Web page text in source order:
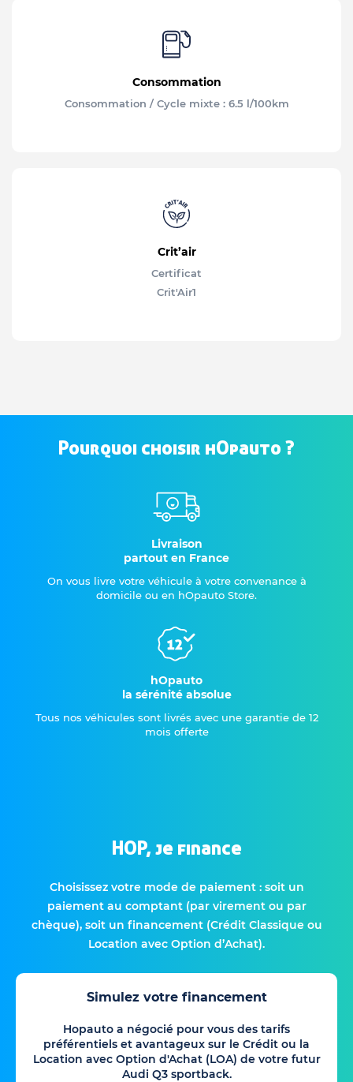
Consommation
Consommation / Cycle mixte : 6.5 l/100km
Crit’air
Certificat
Crit'Air1
Pourquoi choisir hOpauto ?
Livraison
partout en France
On vous livre votre véhicule à votre convenance à
domicile ou en hOpauto Store.
hOpauto
la sérénité absolue
Tous nos véhicules sont livrés avec une garantie de 12
mois offerte
HOP, je finance
Choisissez votre mode de paiement : soit un
paiement au comptant (par virement ou par
chèque), soit un financement (Crédit Classique ou
Location avec Option d’Achat).
Simulez votre financement
Hopauto a négocié pour vous des tarifs
préférentiels et avantageux sur le Crédit ou la
Location avec Option d'Achat (LOA) de votre futur
Audi Q3 sportback.